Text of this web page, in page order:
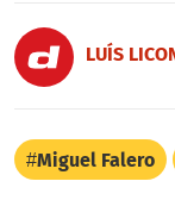
LUÍS
Miguel Falero